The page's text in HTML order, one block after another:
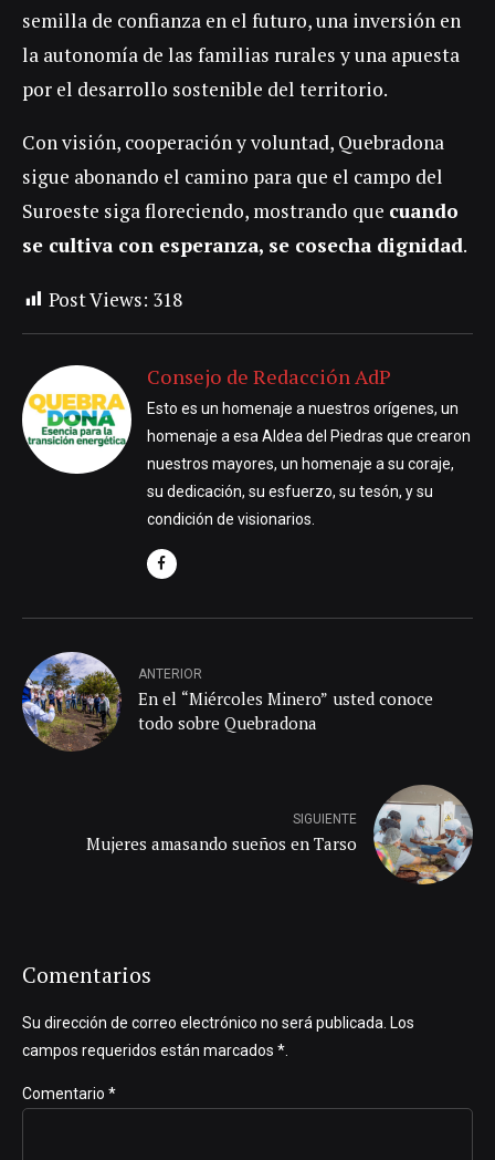
semilla de confianza en el futuro, una inversión en
la autonomía de las familias rurales y una apuesta
por el desarrollo sostenible del territorio.
Con visión, cooperación y voluntad, Quebradona
sigue abonando el camino para que el campo del
Suroeste siga floreciendo, mostrando que cuando
se cultiva con esperanza, se cosecha dignidad.
Post Views: 318
Consejo de Redacción AdP
Esto es un homenaje a nuestros orígenes, un
homenaje a esa Aldea del Piedras que crearon
nuestros mayores, un homenaje a su coraje,
su dedicación, su esfuerzo, su tesón, y su
condición de visionarios.
ANTERIOR
En el “Miércoles Minero” usted conoce
todo sobre Quebradona
SIGUIENTE
Mujeres amasando sueños en Tarso
Comentarios
Su dirección de correo electrónico no será publicada. Los
campos requeridos están marcados *.
Comentario *